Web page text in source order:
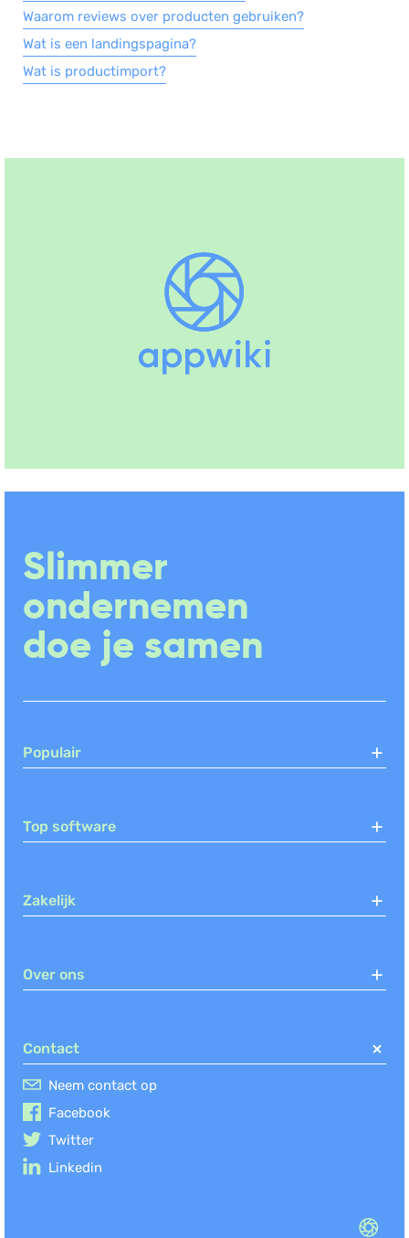
Waarom reviews over producten gebruiken?
Wat is een landingspagina?
Wat is productimport?
Slimmer
ondernemen
doe je samen
Populair
Top software
Zakelijk
Over ons
Contact
Neem contact op
Facebook
Twitter
Linkedin